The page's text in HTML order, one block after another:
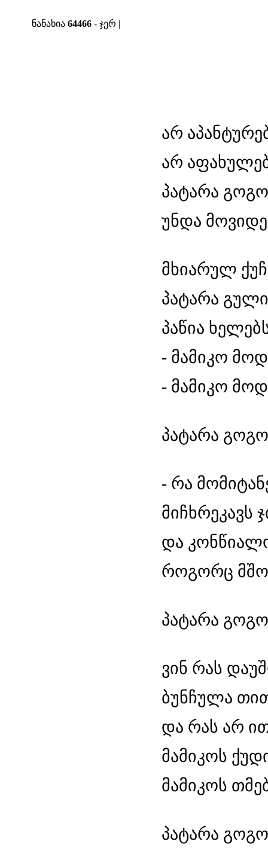
ნანახია 64466 - ჯერ |
არ
არ
პატარა
უნდა
მხიარულ
პატარა
პაწია
- მამიკო
- მამიკო
პატარა
- რა
მიჩხრეკავს
და
როგორც
პატარა
ვინ რას
ბუნჩულა
და რას არ
მამიკოს
მამიკოს
პატარა